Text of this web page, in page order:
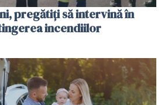
pregătiţi să intervină în
incendiilor